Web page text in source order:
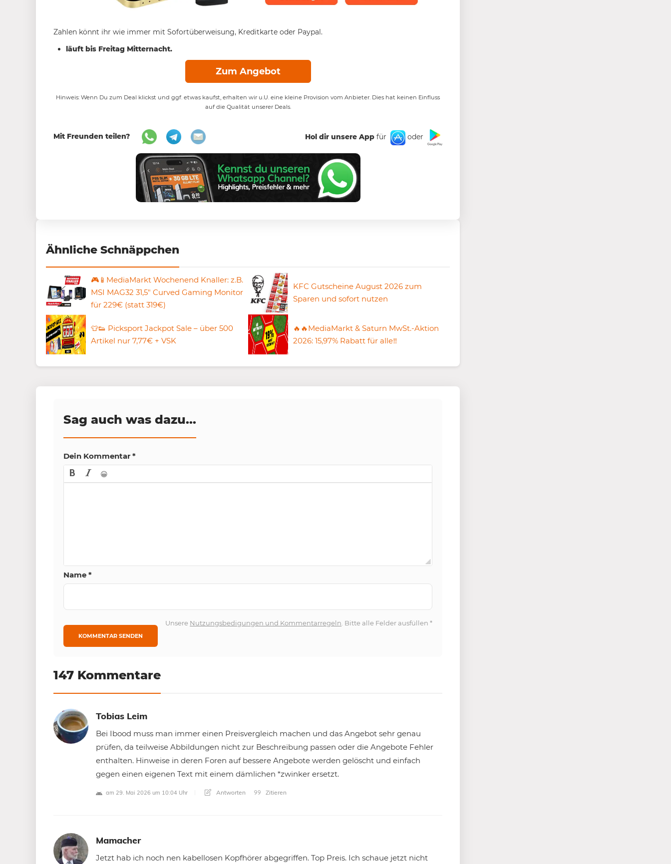
Zahlen könnt ihr wie immer mit Sofortüberweisung, Kreditkarte oder Paypal.
läuft bis Freitag Mitternacht.
Zum Angebot
Hinweis: Wenn Du zum Deal klickst und ggf. etwas kaufst, erhalten wir u.U. eine kleine Provision vom Anbieter. Dies hat keinen Einfluss
auf die Qualität unserer Deals.
Mit Freunden teilen? Hol dir unsere App für oder
Ähnliche Schnäppchen
🎮📱MediaMarkt Wochenend Knaller: z.B.
MSI MAG32 31,5″ Curved Gaming Monitor
für 229€ (statt 319€)
KFC Gutscheine August 2026 zum
Sparen und sofort nutzen
👕👟 Picksport Jackpot Sale – über 500
Artikel nur 7,77€ + VSK
🔥🔥MediaMarkt & Saturn MwSt.-Aktion
2026: 15,97% Rabatt für alle‼️
Sag auch was dazu...
Dein Kommentar *
😀
Name *
Unsere Nutzungsbedigungen und Kommentarregeln . Bitte alle Felder ausfüllen*
147 Kommentare
Tobias Leim
Bei Ibood muss man immer einen Preisvergleich machen und das Angebot sehr genau
prüfen, da teilweise Abbildungen nicht zur Beschreibung passen oder die Angebote Fehler
enthalten. Hinweise in deren Foren auf bessere Angebote werden gelöscht und einfach
gegen einen eigenen Text mit einem dämlichen *zwinker ersetzt.
am 29. Mai 2026 um 10:04 Uhr Antworten Zitieren
Mamacher
Jetzt hab ich noch nen kabellosen Kopfhörer abgegriffen. Top Preis. Ich schaue jetzt nicht